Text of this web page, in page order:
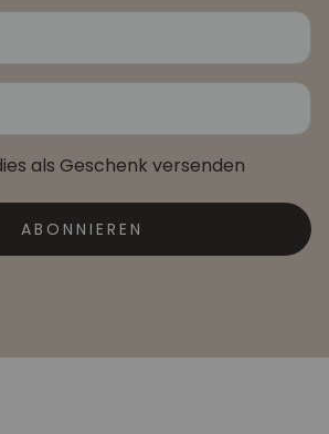
als Geschenk versenden
ABONNIEREN